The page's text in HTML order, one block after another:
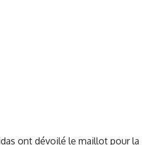
ont dévoilé le maillot pour la